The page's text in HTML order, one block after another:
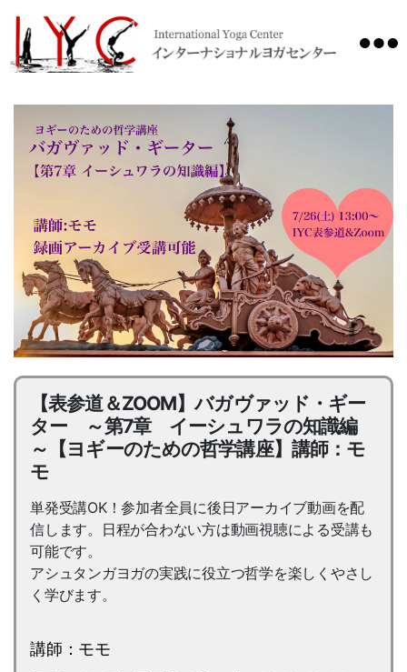
【表参道＆ZOOM】バガヴァッド・ギー
ター ～第7章 イーシュワラの知識編
～【ヨギーのための哲学講座】講師：モ
モ
単発受講OK！参加者全員に後日アーカイブ動画を配
信します。日程が合わない方は動画視聴による受講も
可能です。
アシュタンガヨガの実践に役立つ哲学を楽しくやさし
く学びます。
講師：モモ